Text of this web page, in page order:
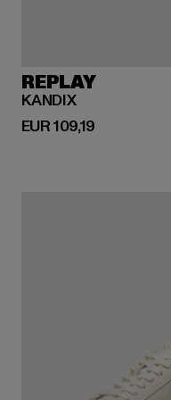
REPLAY
KANDIX
EUR 109,19
Derzeitiger Preis: EUR